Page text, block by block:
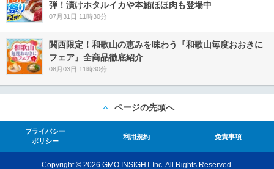
弾！漬けホタルイカや本鮪ほほ肉も登場中
07月31日 11時30分
関西限定！和歌山の恵みを味わう『和歌山毎度おおきに
フェア』全商品徹底紹介
08月03日 11時30分
ページの先頭へ
プライバシー
ポリシー
利用規約 免責事項
Copyright © 2026 GMO INSIGHT Inc. All Rights Reserved.